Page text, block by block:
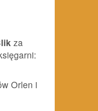
za
Orlen i